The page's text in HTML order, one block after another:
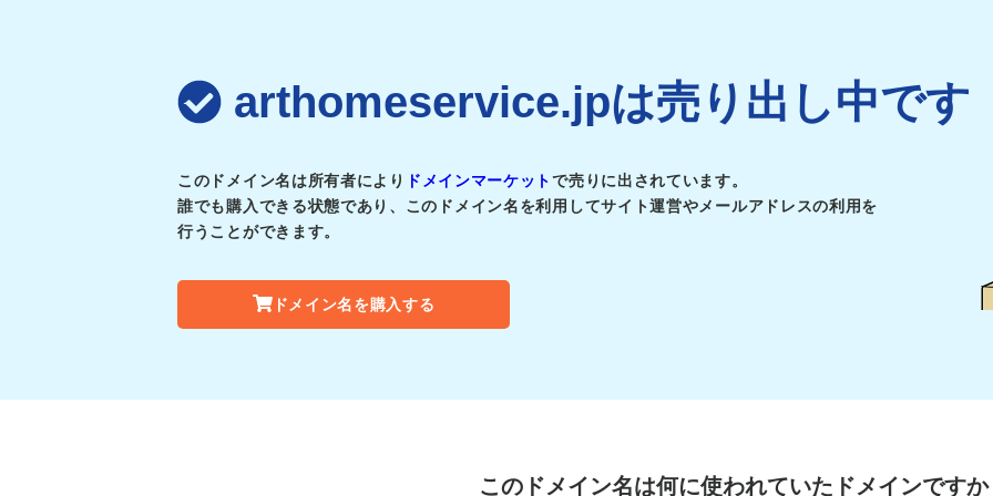
arthomeservice.jpは売り出し中です
このドメイン名は所有者により ドメインマーケットで売りに出されています。
誰でも購入できる状態であり、このドメイン名を利用してサイト運営やメールアドレスの利用を
行うことができます。
ドメイン名を購入する
このドメイン名は何に使われていたドメインですか